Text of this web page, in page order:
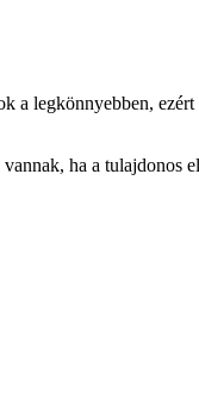
a legkönnyebben, ezért
ha a tulajdonos